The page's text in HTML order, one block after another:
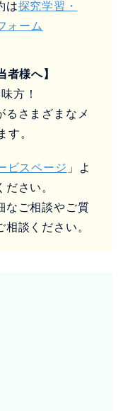
は探究学習・
ォーム
者様へ】
方！
るさまざまなメ
す。
ビスページ 」よ
さい。
なご相談やご質
談ください。